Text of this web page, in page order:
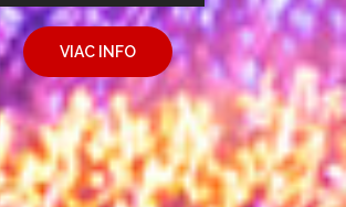
VIAC INFO